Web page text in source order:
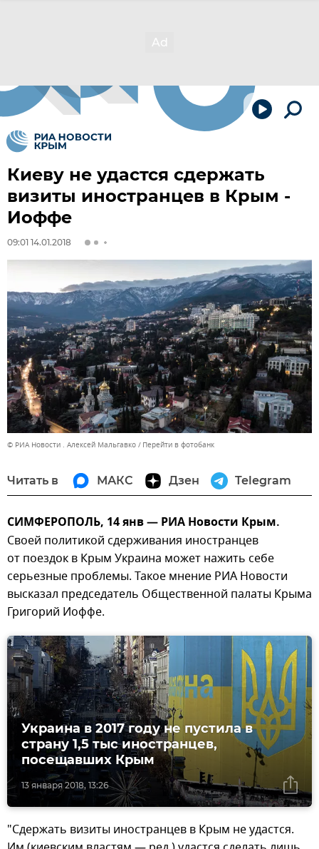
Киеву не удастся сдержать
визиты иностранцев в Крым -
Иоффе
09:01 14.01.2018
© РИА Новости . Алексей Мальгавко Перейти в фотобанк
Читать в МАКС Дзен Telegram
СИМФЕРОПОЛЬ, 14 янв — РИА Новости Крым.
Своей политикой сдерживания иностранцев
от поездок в Крым Украина может нажить себе
серьезные проблемы. Такое мнение РИА Новости
высказал председатель Общественной палаты Крыма
Григорий Иоффе.
13 января 2018, 13:26
Украина в 2017 году не пустила в
страну 1,5 тыс иностранцев,
посещавших Крым
"Сдержать визиты иностранцев в Крым не удастся.